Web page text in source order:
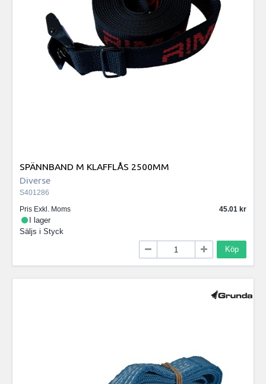
SPÄNNBAND M KLAFFLÅS 2500MM
Diverse
S401286
Pris Exkl. Moms
45.01
I lager
Säljs i Styck
Köp